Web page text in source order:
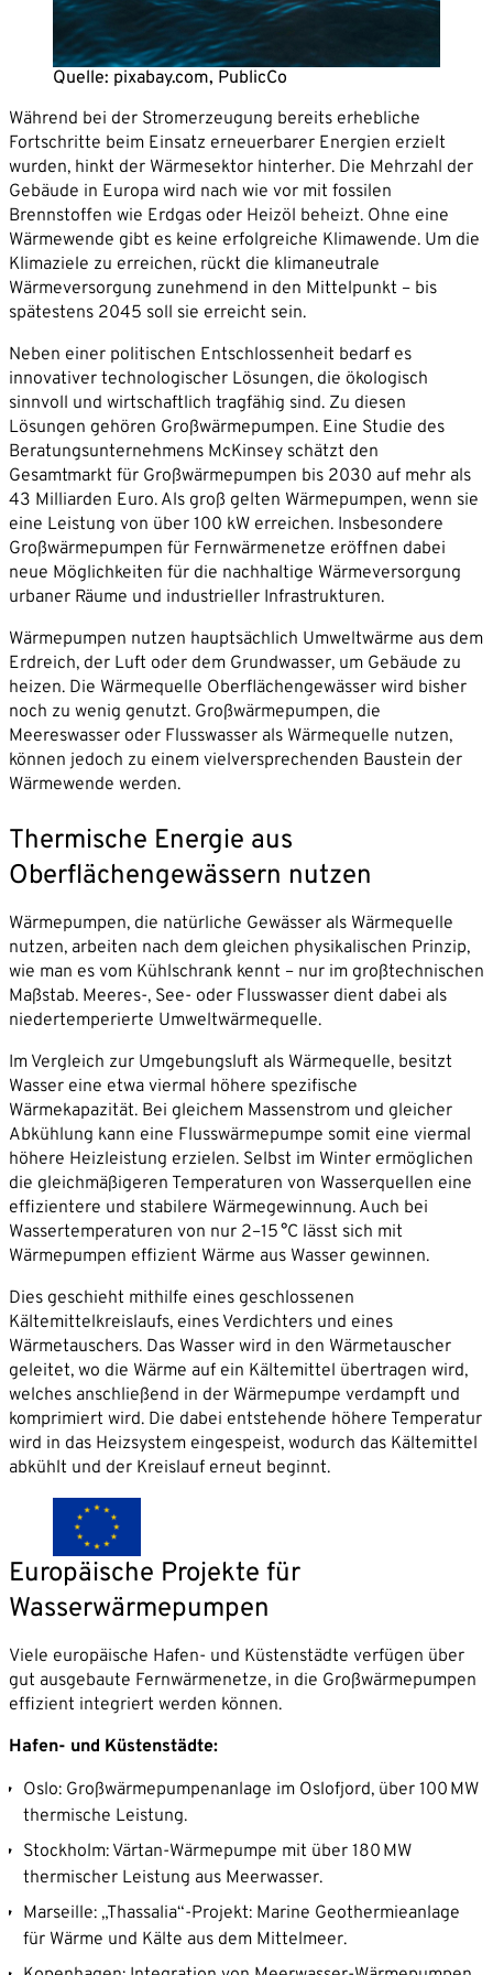
Partner
Karriere
News
Kontakt
Quelle: pixabay.com, PublicCo
Während bei der Stromerzeugung bereits erhebliche
Fortschritte beim Einsatz erneuerbarer Energien erzielt
wurden, hinkt der Wärmesektor hinterher. Die Mehrzahl der
Gebäude in Europa wird nach wie vor mit fossilen
Brennstoffen wie Erdgas oder Heizöl beheizt. Ohne eine
Wärmewende gibt es keine erfolgreiche Klimawende. Um die
Klimaziele zu erreichen, rückt die klimaneutrale
Wärmeversorgung zunehmend in den Mittelpunkt – bis
spätestens 2045 soll sie erreicht sein.
Neben einer politischen Entschlossenheit bedarf es
innovativer technologischer Lösungen, die ökologisch
sinnvoll und wirtschaftlich tragfähig sind. Zu diesen
Lösungen gehören Großwärmepumpen. Eine Studie des
Beratungsunternehmens McKinsey schätzt den
Gesamtmarkt für Großwärmepumpen bis 2030 auf mehr als
43 Milliarden Euro. Als groß gelten Wärmepumpen, wenn sie
eine Leistung von über 100 kW erreichen. Insbesondere
Großwärmepumpen für Fernwärmenetze eröffnen dabei
neue Möglichkeiten für die nachhaltige Wärmeversorgung
urbaner Räume und industrieller Infrastrukturen.
Wärmepumpen nutzen hauptsächlich Umweltwärme aus dem
Erdreich, der Luft oder dem Grundwasser, um Gebäude zu
heizen. Die Wärmequelle Oberflächengewässer wird bisher
noch zu wenig genutzt. Großwärmepumpen, die
Meereswasser oder Flusswasser als Wärmequelle nutzen,
können jedoch zu einem vielversprechenden Baustein der
Wärmewende werden.
Thermische Energie aus
Oberflächengewässern nutzen
Wärmepumpen, die natürliche Gewässer als Wärmequelle
nutzen, arbeiten nach dem gleichen physikalischen Prinzip,
wie man es vom Kühlschrank kennt – nur im großtechnischen
Maßstab. Meeres-, See- oder Flusswasser dient dabei als
niedertemperierte Umweltwärmequelle.
Im Vergleich zur Umgebungsluft als Wärmequelle, besitzt
Wasser eine etwa viermal höhere spezifische
Wärmekapazität. Bei gleichem Massenstrom und gleicher
Abkühlung kann eine Flusswärmepumpe somit eine viermal
höhere Heizleistung erzielen. Selbst im Winter ermöglichen
die gleichmäßigeren Temperaturen von Wasserquellen eine
effizientere und stabilere Wärmegewinnung. Auch bei
Wassertemperaturen von nur 2–15 °C lässt sich mit
Wärmepumpen effizient Wärme aus Wasser gewinnen.
Dies geschieht mithilfe eines geschlossenen
Kältemittelkreislaufs, eines Verdichters und eines
Wärmetauschers. Das Wasser wird in den Wärmetauscher
geleitet, wo die Wärme auf ein Kältemittel übertragen wird,
welches anschließend in der Wärmepumpe verdampft und
komprimiert wird. Die dabei entstehende höhere Temperatur
wird in das Heizsystem eingespeist, wodurch das Kältemittel
abkühlt und der Kreislauf erneut beginnt.
Europäische Projekte für
Wasserwärmepumpen
Viele europäische Hafen- und Küstenstädte verfügen über
gut ausgebaute Fernwärmenetze, in die Großwärmepumpen
effizient integriert werden können.
Hafen- und Küstenstädte:
Oslo: Großwärmepumpenanlage im Oslofjord, über 100 MW
thermische Leistung.
Stockholm: Värtan-Wärmepumpe mit über 180 MW
thermischer Leistung aus Meerwasser.
Marseille: „Thassalia“-Projekt: Marine Geothermieanlage
für Wärme und Kälte aus dem Mittelmeer.
Unternehmen*
E-Mail-Adresse*
Telefon*
Nachricht
Deutschland AG Ihre angegebenen Kontaktdaten
elektronisch erhebt, speichert und evtl. verarbeitet.
Weitere Informationen finden Sie in unserer
Datenschutzerklärung.